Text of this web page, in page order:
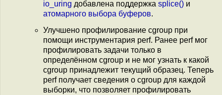
io_uring добавлена поддержка splice() и
атомарного выбора буферов.
Улучшено профилирование cgroup при
помощи инструментария perf. Ранее perf мог
профилировать задачи только в
определённом cgroup и не мог узнать к какой
cgroup принадлежит текущий образец. Теперь
perf получает сведения о cgroup для каждой
выборки, что позволяет профилировать